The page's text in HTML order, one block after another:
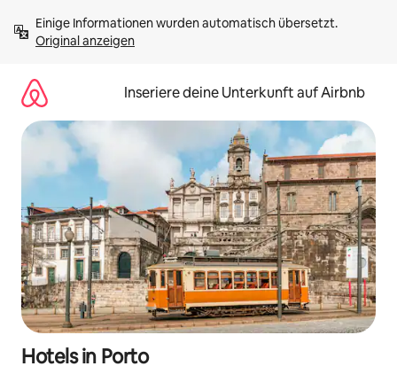
Inhalten
springenOriginal anzeigen
Inseriere deine Unterkunft auf Airbnb
Hotels in Porto